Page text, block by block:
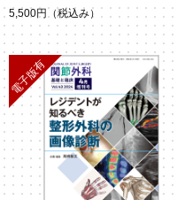
5,500円 （税込み）